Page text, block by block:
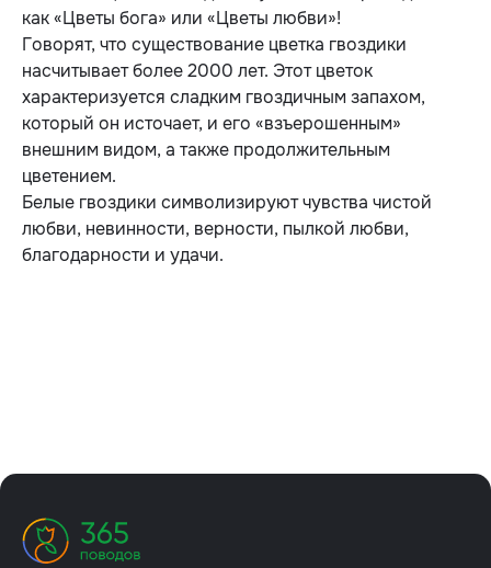
как «Цветы бога» или «Цветы любви»!
Говорят, что существование цветка гвоздики
насчитывает более 2000 лет. Этот цветок
характеризуется сладким гвоздичным запахом,
который он источает, и его «взъерошенным»
внешним видом, а также продолжительным
цветением.
Белые гвоздики символизируют чувства чистой
любви, невинности, верности, пылкой любви,
благодарности и удачи.